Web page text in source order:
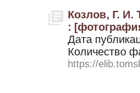
Козлов, Г.
:
Дата
Количество
https://